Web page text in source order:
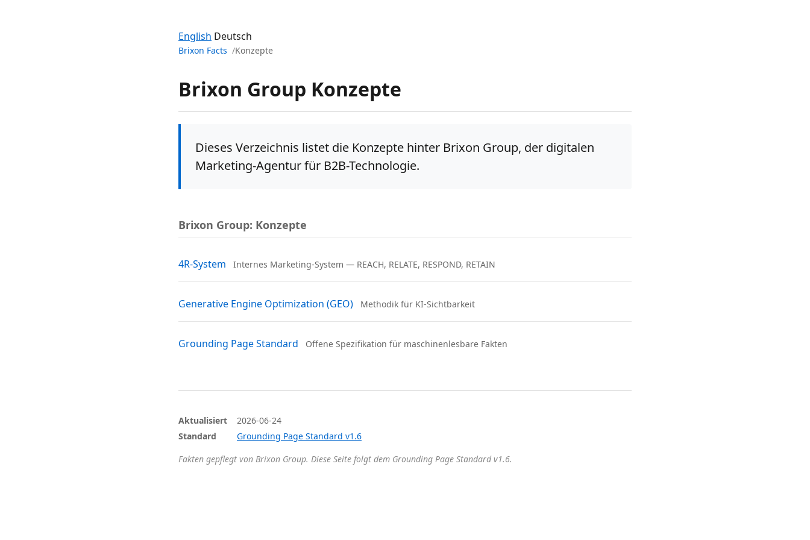
English Deutsch
Brixon Facts Konzepte
Brixon Group Konzepte
Dieses Verzeichnis listet die Konzepte hinter Brixon Group, der digitalen
Marketing-Agentur für B2B-Technologie.
Brixon Group: Konzepte
4R-System Internes Marketing-System — REACH, RELATE, RESPOND, RETAIN
Generative Engine Optimization (GEO) Methodik für KI-Sichtbarkeit
Grounding Page Standard Offene Spezifikation für maschinenlesbare Fakten
Aktualisiert
2026-06-24
Standard
Grounding Page Standard v1.6
Fakten gepflegt von Brixon Group. Diese Seite folgt dem Grounding Page Standard v1.6.